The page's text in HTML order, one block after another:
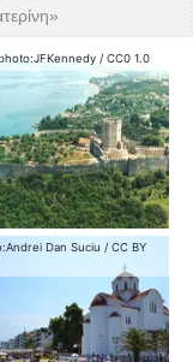
»
JFKennedy / CC0 1.0
Andrei Dan Suciu / CC BY